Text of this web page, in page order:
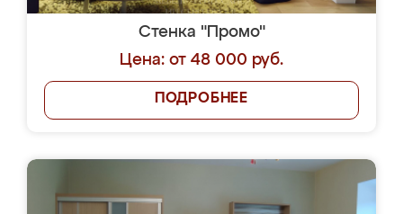
Стенка "Промо"
Цена: от 48 000 руб.
ПОДРОБНЕЕ